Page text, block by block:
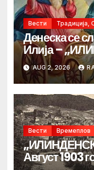
Вести Традиција,
Денеска се
Илија –
AUG 2, 2026
Вести Времеплов
Август 1903